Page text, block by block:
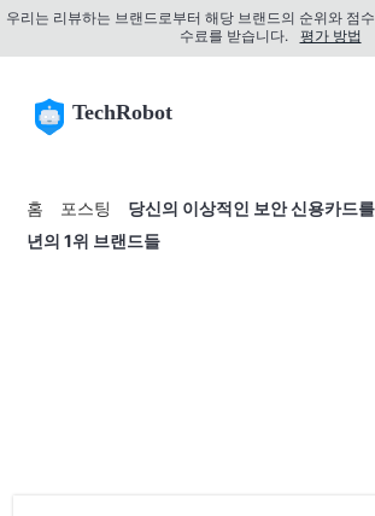
우리는 리뷰하는 브랜드로부터 해당 브랜드의 순위와 점
수료를 받습니다.
평가 방법
TechRobot
홈 포스팅
당신의 이상적인 보안 신용카드
년의 1위 브랜드들